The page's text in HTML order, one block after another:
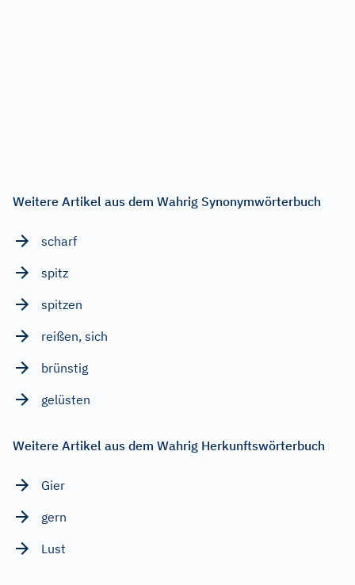
Weitere Artikel aus dem Wahrig Synonymwörterbuch
scharf
spitz
spitzen
reißen, sich
brünstig
gelüsten
Weitere Artikel aus dem Wahrig Herkunftswörterbuch
Gier
gern
Lust